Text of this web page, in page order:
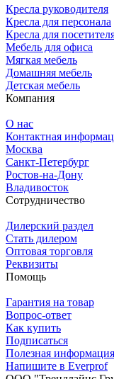
Кресла руководителя
Кресла для персонала
Кресла для
Мебель для офиса
Мягкая мебель
Домашняя мебель
Детская мебель
Компания
О нас
Контактная
Москва
Санкт-Петербург
Ростов-на-Дону
Владивосток
Сотрудничество
Дилерский раздел
Стать дилером
Оптовая торговля
Реквизиты
Помощь
Гарантия на товар
Вопрос-ответ
Как купить
Подписаться
Полезная информация
Напишите в Everprof